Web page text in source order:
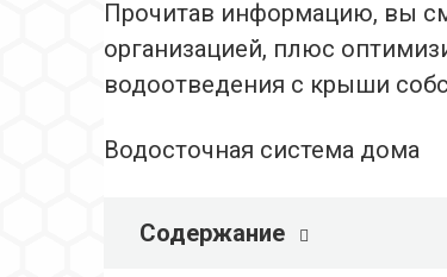
Прочитав информацию, вы
организацией, плюс
водоотведения с крыши
Водосточная система дома
Содержание